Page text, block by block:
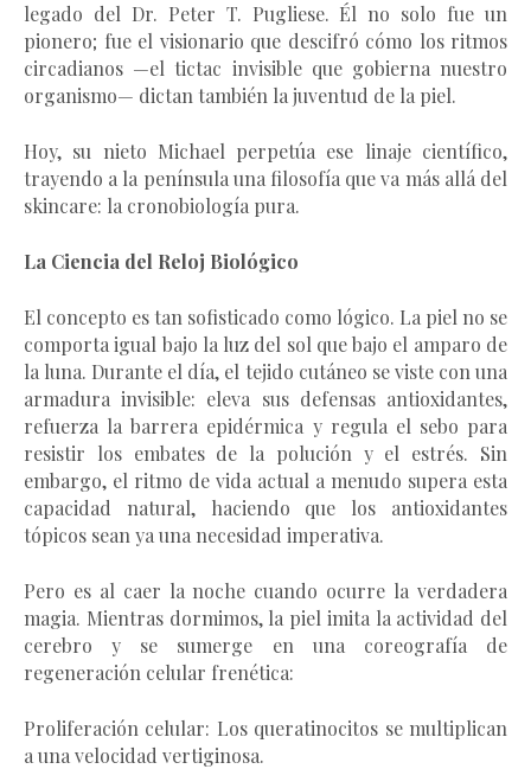
legado del Dr. Peter T. Pugliese. Él no solo fue un
pionero; fue el visionario que descifró cómo los ritmos
circadianos —el tictac invisible que gobierna nuestro
organismo— dictan también la juventud de la piel.
Hoy, su nieto Michael perpetúa ese linaje científico,
trayendo a la península una filosofía que va más allá del
skincare: la cronobiología pura.
La Ciencia del Reloj Biológico
El concepto es tan sofisticado como lógico. La piel no se
comporta igual bajo la luz del sol que bajo el amparo de
la luna. Durante el día, el tejido cutáneo se viste con una
armadura invisible: eleva sus defensas antioxidantes,
refuerza la barrera epidérmica y regula el sebo para
resistir los embates de la polución y el estrés. Sin
embargo, el ritmo de vida actual a menudo supera esta
capacidad natural, haciendo que los antioxidantes
tópicos sean ya una necesidad imperativa.
Pero es al caer la noche cuando ocurre la verdadera
magia. Mientras dormimos, la piel imita la actividad del
cerebro y se sumerge en una coreografía de
regeneración celular frenética:
Proliferación celular: Los queratinocitos se multiplican
a una velocidad vertiginosa.